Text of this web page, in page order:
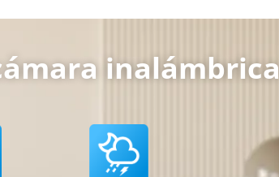
inalámbrica